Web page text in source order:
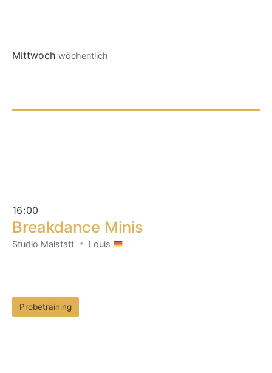
Mittwoch wöchentlich
16:00
Breakdance Minis
Studio Malstatt Louis
Probetraining